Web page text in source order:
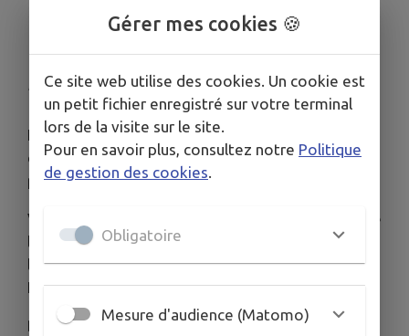
L'ACTU CHALÉONNAISE DE
MAI 2026 💌
Publié le jeudi 07 mai 2026 - Saint-Hilaire-de-Chaléons
L'Actu Chaléonnaise du mois de mai 2026 est
disponible en version numérique ou en version
papier à l'accueil de la mairie.
Vous pouvez consulter l'Actu en ligne sur le site de
la mairiewww.saint-hilaire-de-chaleons.fr
dans
l'onglet "Vie Municipale" ou sur l'application
Intramuros.
Bonne lecture !
Gérer mes cookies 🍪
Ce site web utilise des cookies. Un cookie est
un petit fichier enregistré sur votre terminal
lors de la visite sur le site.
Pour en savoir plus, consultez notre Politique
de gestion des cookies.
Obligatoire
Mesure d'audience (Matomo)